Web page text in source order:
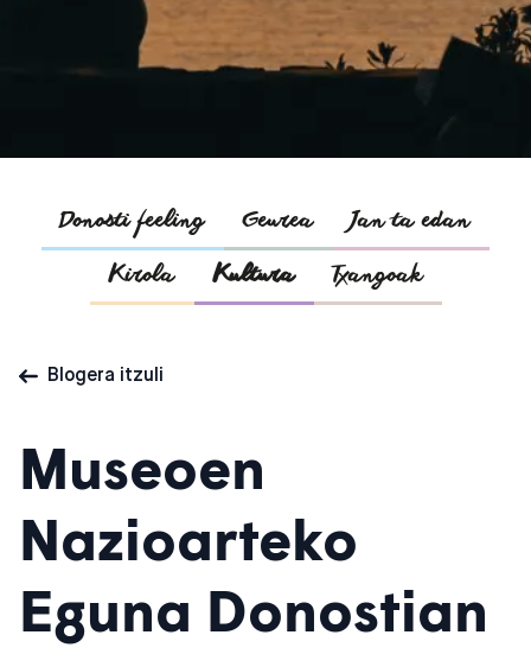
Donosti feeling Geurea
Jan ta edan
Kirola
Kultura Txangoak
Blogera itzuli
Museoen
Nazioarteko
Eguna Donostian